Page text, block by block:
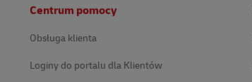
Centrum pomocy
Obsługa klienta
Loginy do portalu dla Klientów